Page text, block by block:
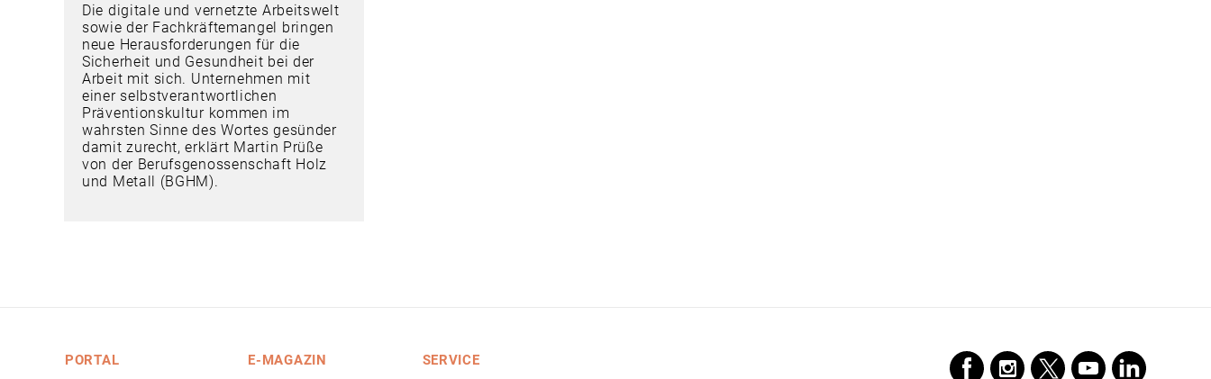
Die digitale und vernetzte Arbeitswelt
sowie der Fachkräftemangel bringen
neue Herausforderungen für die
Sicherheit und Gesundheit bei der
Arbeit mit sich. Unternehmen mit
einer selbstverantwortlichen
Präventionskultur kommen im
wahrsten Sinne des Wortes gesünder
damit zurecht, erklärt Martin Prüße
von der Berufsgenossenschaft Holz
und Metall (BGHM).
PORTAL E-MAGAZIN SERVICE